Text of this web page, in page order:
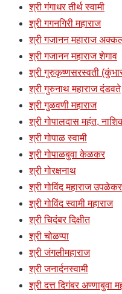
श्री गंगाधर तीर्थ स्वामी
श्री गगनगिरी महाराज
श्री गजानन महाराज
श्री गजानन महाराज शेगाव
श्री गुरुकृष्णसरस्वती
श्री गुरुनाथ महाराज दंडवते
श्री गुळवणी महाराज
श्री गोपालदास महंत,
श्री गोपाळ स्वामी
श्री गोपाळबुवा केळकर
श्री गोरक्षनाथ
श्री गोविंद महाराज उपळेकर
श्री गोविंद स्वामी महाराज
श्री चिदंबर दिक्षीत
श्री चोळप्पा
श्री जंगलीमहाराज
श्री जनार्दनस्वामी
श्री दत्त दिगंबर अण्णाबुवा